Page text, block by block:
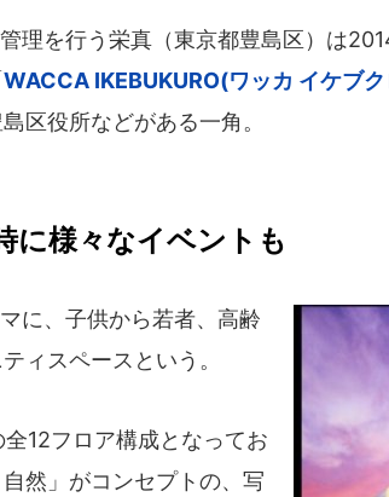
理を行う栄真（東京都豊島区）は
WACCA IKEBUKURO(ワッカ イケブ
区役所などがある一角。
に様々なイベントも
に、子供から若者、高齢
ィスペースという。
12フロア構成となってお
然」がコンセプトの、写